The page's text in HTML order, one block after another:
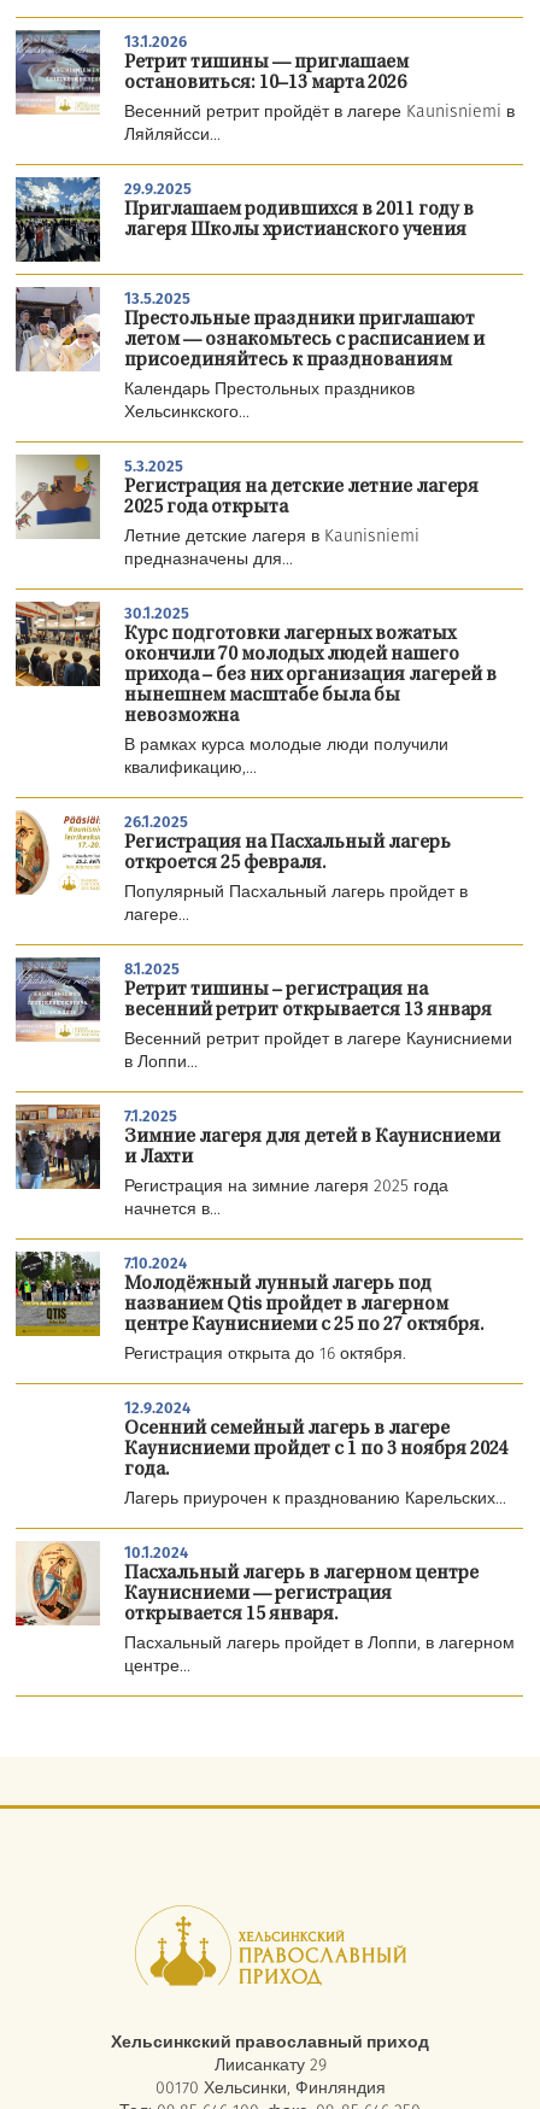
13.1.2026
Ретрит тишины — приглашаем
остановиться: 10–13 марта 2026
Весенний ретрит пройдёт в лагере Kaunisniemi в
Ляйляйсси...
29.9.2025
Приглашаем родившихся в 2011 году в
лагеря Школы христианского учения
13.5.2025
Престольные праздники приглашают
летом — ознакомьтесь с расписанием и
присоединяйтесь к празднованиям
Календарь Престольных праздников
Хельсинкского...
5.3.2025
Регистрация на детские летние лагеря
2025 года открыта
Летние детские лагеря в Kaunisniemi
предназначены для...
30.1.2025
Курс подготовки лагерных вожатых
окончили 70 молодых людей нашего
прихода – без них организация лагерей в
нынешнем масштабе была бы
невозможна
В рамках курса молодые люди получили
квалификацию,...
26.1.2025
Регистрация на Пасхальный лагерь
откроется 25 февраля.
Популярный Пасхальный лагерь пройдет в
лагере...
8.1.2025
Ретрит тишины – регистрация на
весенний ретрит открывается 13 января
Весенний ретрит пройдет в лагере Каунисниеми
в Лоппи...
7.1.2025
Зимние лагеря для детей в Каунисниеми
и Лахти
Регистрация на зимние лагеря 2025 года
начнется в...
7.10.2024
Молодёжный лунный лагерь под
названием Qtis пройдет в лагерном
центре Каунисниеми с 25 по 27 октября.
Регистрация открыта до 16 октября.
12.9.2024
Осенний семейный лагерь в лагере
Каунисниеми пройдет с 1 по 3 ноября 2024
года.
Лагерь приурочен к празднованию Карельских...
10.1.2024
Пасхальный лагерь в лагерном центре
Каунисниеми — регистрация
открывается 15 января.
Пасхальный лагерь пройдет в Лоппи, в лагерном
центре...
Хельсинкский православный приход
Лиисанкату 29
00170 Хельсинки, Финляндия